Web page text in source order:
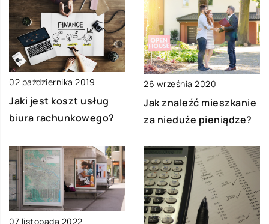
02 października 2019
Jaki jest koszt usług
biura rachunkowego?
26 września 2020
Jak znaleźć mieszkanie
za nieduże pieniądze?
07 listopada 2022